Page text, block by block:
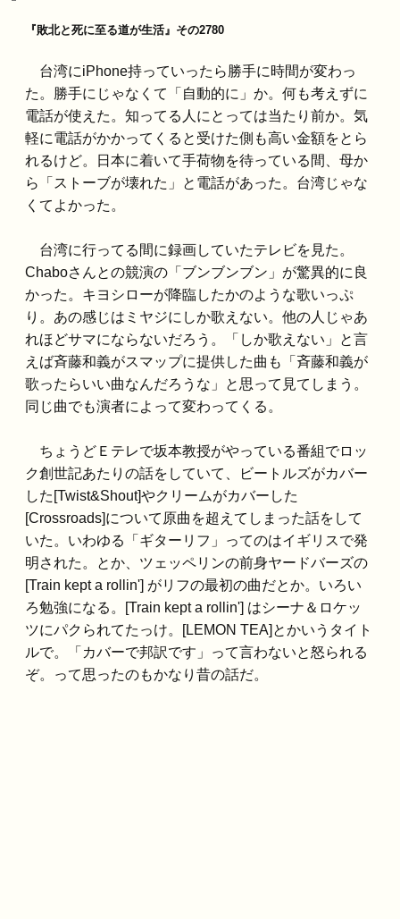
『敗北と死に至る道が生活』その2780
台湾にiPhone持っていったら勝手に時間が変わっ
た。勝手にじゃなくて「自動的に」か。何も考えずに
電話が使えた。知ってる人にとっては当たり前か。気
軽に電話がかかってくると受けた側も高い金額をとら
れるけど。日本に着いて手荷物を待っている間、母か
ら「ストーブが壊れた」と電話があった。台湾じゃな
くてよかった。
台湾に行ってる間に録画していたテレビを見た。
Chaboさんとの競演の「ブンブンブン」が驚異的に良
かった。キヨシローが降臨したかのような歌いっぷ
り。あの感じはミヤジにしか歌えない。他の人じゃあ
れほどサマにならないだろう。「しか歌えない」と言
えば斉藤和義がスマップに提供した曲も「斉藤和義が
歌ったらいい曲なんだろうな」と思って見てしまう。
同じ曲でも演者によって変わってくる。
ちょうどＥテレで坂本教授がやっている番組でロッ
ク創世記あたりの話をしていて、ビートルズがカバー
した[Twist&Shout]やクリームがカバーした
[Crossroads]について原曲を超えてしまった話をして
いた。いわゆる「ギターリフ」ってのはイギリスで発
明された。とか、ツェッペリンの前身ヤードバーズの
[Train kept a rollin'] がリフの最初の曲だとか。いろい
ろ勉強になる。[Train kept a rollin'] はシーナ＆ロケッ
ツにパクられてたっけ。[LEMON TEA]とかいうタイト
ルで。「カバーで邦訳です」って言わないと怒られる
ぞ。って思ったのもかなり昔の話だ。